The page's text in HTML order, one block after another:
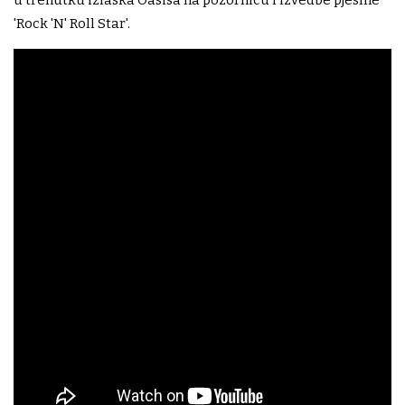
'Rock 'N' Roll Star'.